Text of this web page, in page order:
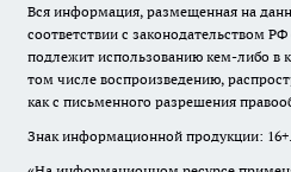
Вся информация, размещенная на
соответствии с законодательством
подлежит использованию кем-либо в
том числе воспроизведению,
как с письменного разрешения
Знак информационной продукции: 16+.